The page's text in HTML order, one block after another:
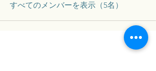
すべてのメンバーを表示（5名）